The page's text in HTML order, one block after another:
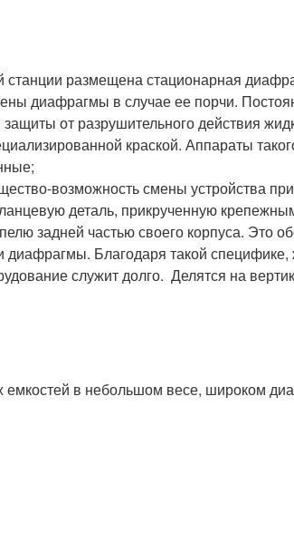
размещена стационарная
диафрагмы в случае ее порчи.
от разрушительного действия
краской. Аппараты
возможность смены устройства
деталь, прикрученную
задней частью своего корпуса. Это
Благодаря такой специфике,
служит долго. Делятся на
в небольшом весе, широком